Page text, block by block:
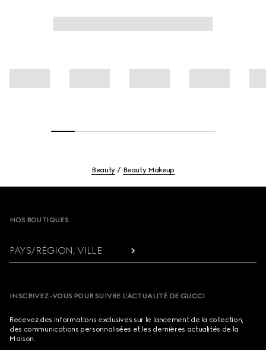
Beauty Beauty Makeup
NOS BOUTIQUES
PAYS/RÉGION, VILLE
INSCRIVEZ-VOUS POUR SUIVRE L’ACTUALITÉ DE GUCCI
Recevez des informations exclusives sur le lancement de la collection,
des communications personnalisées et les dernières actualités de la
Maison.